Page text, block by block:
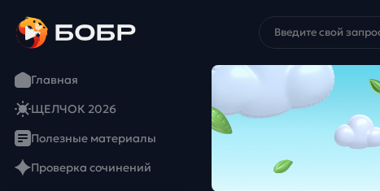
Главная
ЩЕЛЧОК 2026
Полезные материалы
Проверка сочинений